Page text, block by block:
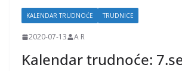
j
i
KALENDAR TRUDNOĆE TRUDNICE
2020-07-13 A R
Kalendar trudnoće: